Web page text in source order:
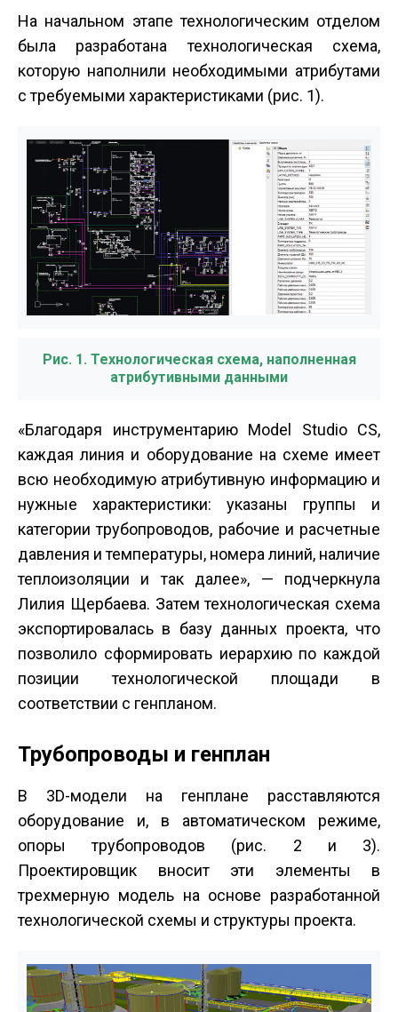
На начальном этапе технологическим отделом
была разработана технологическая схема,
которую наполнили необходимыми атрибутами
с требуемыми характеристиками (рис. 1).
Рис. 1. Технологическая схема, наполненная
атрибутивными данными
«Благодаря инструментарию Model Studio CS,
каждая линия и оборудование на схеме имеет
всю необходимую атрибутивную информацию и
нужные характеристики: указаны группы и
категории трубопроводов, рабочие и расчетные
давления и температуры, номера линий, наличие
теплоизоляции и так далее», — подчеркнула
Лилия Щербаева. Затем технологическая схема
экспортировалась в базу данных проекта, что
позволило сформировать иерархию по каждой
позиции технологической площади в
соответствии с генпланом.
Трубопроводы и генплан
В 3D-модели на генплане расставляются
оборудование и, в автоматическом режиме,
опоры трубопроводов (рис. 2 и 3).
Проектировщик вносит эти элементы в
трехмерную модель на основе разработанной
технологической схемы и структуры проекта.